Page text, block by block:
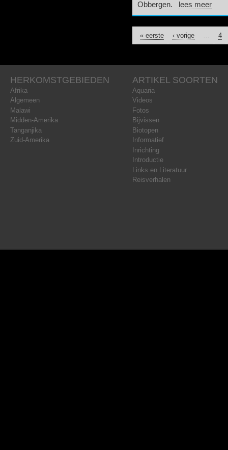
Obbergen.
lees meer
PAGINA'S
« eerste ‹ vorige 4
HERKOMSTGEBIEDEN
Afrika
Algemeen
Malawi
Midden-Amerika
Tanganjika
Zuid-Amerika
ARTIKEL SOORTEN
Aquaria
Videos
Fotos
Bijvissen
Biotopen
Informatief
Inrichting
Introductie
Links en Literatuur
Reisverhalen